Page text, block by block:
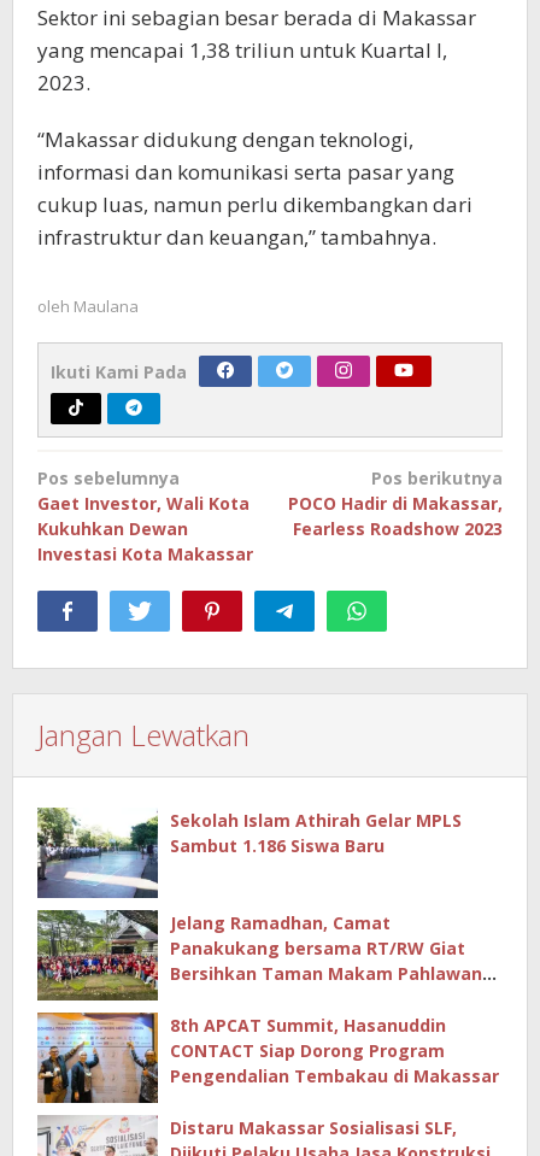
Sektor ini sebagian besar berada di Makassar
yang mencapai 1,38 triliun untuk Kuartal I,
2023.
“Makassar didukung dengan teknologi,
informasi dan komunikasi serta pasar yang
cukup luas, namun perlu dikembangkan dari
infrastruktur dan keuangan,” tambahnya.
oleh Maulana
Ikuti Kami Pada
Navigasi
pos
Pos sebelumnya
Gaet Investor, Wali Kota
Kukuhkan Dewan
Investasi Kota Makassar
Pos berikutnya
POCO Hadir di Makassar,
Fearless Roadshow 2023
Jangan Lewatkan
Sekolah Islam Athirah Gelar MPLS
Sambut 1.186 Siswa Baru
Jelang Ramadhan, Camat
Panakukang bersama RT/RW Giat
Bersihkan Taman Makam Pahlawan
8th APCAT Summit, Hasanuddin
CONTACT Siap Dorong Program
Pengendalian Tembakau di Makassar
Distaru Makassar Sosialisasi SLF,